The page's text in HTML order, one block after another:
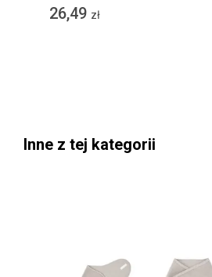
26,49 zł
Inne z tej kategorii